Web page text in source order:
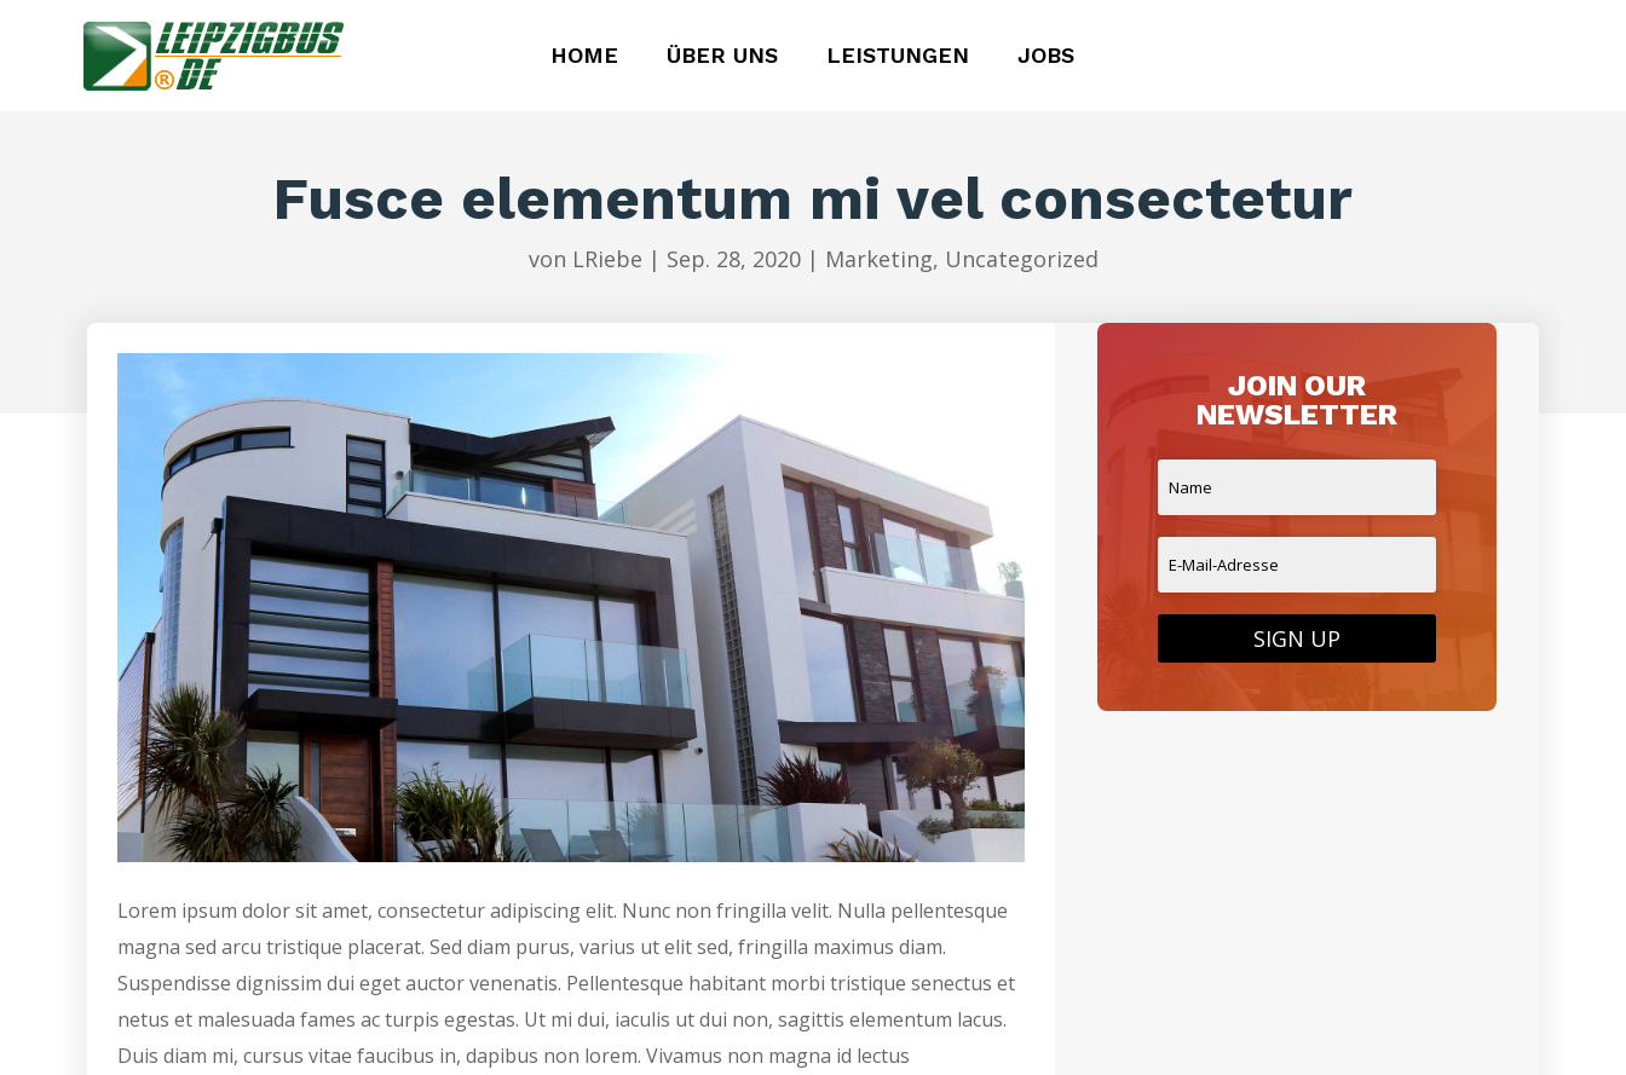
HOME ÜBER UNS LEISTUNGEN JOBS
Fusce elementum mi vel consectetur
von LRiebe | Sep. 28, 2020| Marketing, Uncategorized
Lorem ipsum dolor sit amet, consectetur adipiscing elit. Nunc non fringilla velit. Nulla pellentesque
magna sed arcu tristique placerat. Sed diam purus, varius ut elit sed, fringilla maximus diam.
Suspendisse dignissim dui eget auctor venenatis. Pellentesque habitant morbi tristique senectus et
netus et malesuada fames ac turpis egestas. Ut mi dui, iaculis ut dui non, sagittis elementum lacus.
Duis diam mi, cursus vitae faucibus in, dapibus non lorem. Vivamus non magna id lectus
JOIN OUR
NEWSLETTER
SIGN UP